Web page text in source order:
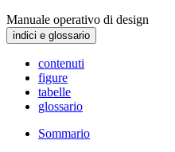
Manuale operativo di design
indici e glossario
contenuti
figure
tabelle
glossario
Sommario